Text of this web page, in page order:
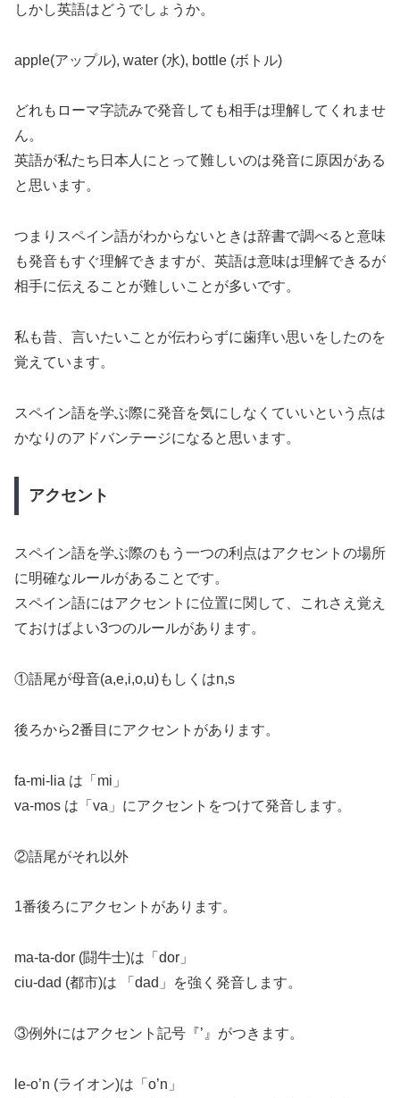
しかし英語はどうでしょうか。
apple(アップル), water (水), bottle (ボトル)
どれもローマ字読みで発音しても相手は理解してくれませ
ん。
英語が私たち日本人にとって難しいのは発音に原因がある
と思います。
つまりスペイン語がわからないときは辞書で調べると意味
も発音もすぐ理解できますが、英語は意味は理解できるが
相手に伝えることが難しいことが多いです。
私も昔、言いたいことが伝わらずに歯痒い思いをしたのを
覚えています。
スペイン語を学ぶ際に発音を気にしなくていいという点は
かなりのアドバンテージになると思います。
アクセント
スペイン語を学ぶ際のもう一つの利点はアクセントの場所
に明確なルールがあることです。
スペイン語にはアクセントに位置に関して、これさえ覚え
ておけばよい3つのルールがあります。
①語尾が母音(a,e,i,o,u)もしくはn,s
後ろから2番目にアクセントがあります。
fa-mi-lia は「mi」
va-mos は「va」にアクセントをつけて発音します。
②語尾がそれ以外
1番後ろにアクセントがあります。
ma-ta-dor (闘牛士)は「dor」
ciu-dad (都市)は 「dad」を強く発音します。
③例外にはアクセント記号『’』がつきます。
le-o’n (ライオン)は「o’n」